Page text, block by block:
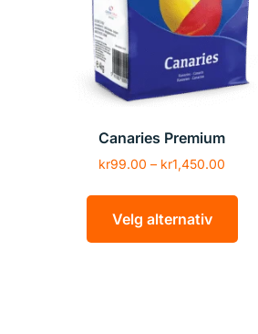
Canaries Premium
kr99.00 – kr1,450.00
Velg alternativ